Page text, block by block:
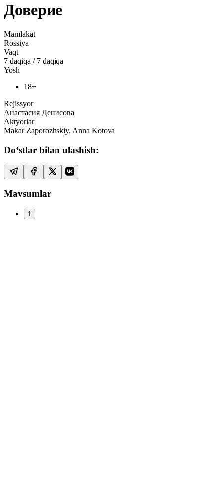
Доверие
Mamlakat
Rossiya
Vaqt
7 daqiqa / 7 daqiqa
Yosh
18+
Rejissyor
Анастасия Денисова
Aktyorlar
Makar Zaporozhskiy, Anna Kotova
Do‘stlar bilan ulashish:
Mavsumlar
1